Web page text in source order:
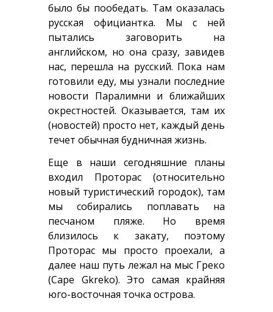
было бы пообедать. Там оказалась
русская официантка. Мы с ней
пытались заговорить на
английском, но она сразу, завидев
нас, перешла на русский. Пока нам
готовили еду, мы узнали последние
новости Паралимни и ближайших
окрестностей. Оказывается, там их
(новостей) просто нет, каждый день
течет обычная будничная жизнь.
Еще в наши сегодняшние планы
входил Проторас (относительно
новый туристический городок), там
мы собирались поплавать на
песчаном пляже. Но время
близилось к закату, поэтому
Проторас мы просто проехали, а
далее наш путь лежал на мыс Греко
(Cape Gkreko). Это самая крайняя
юго-восточная точка острова.